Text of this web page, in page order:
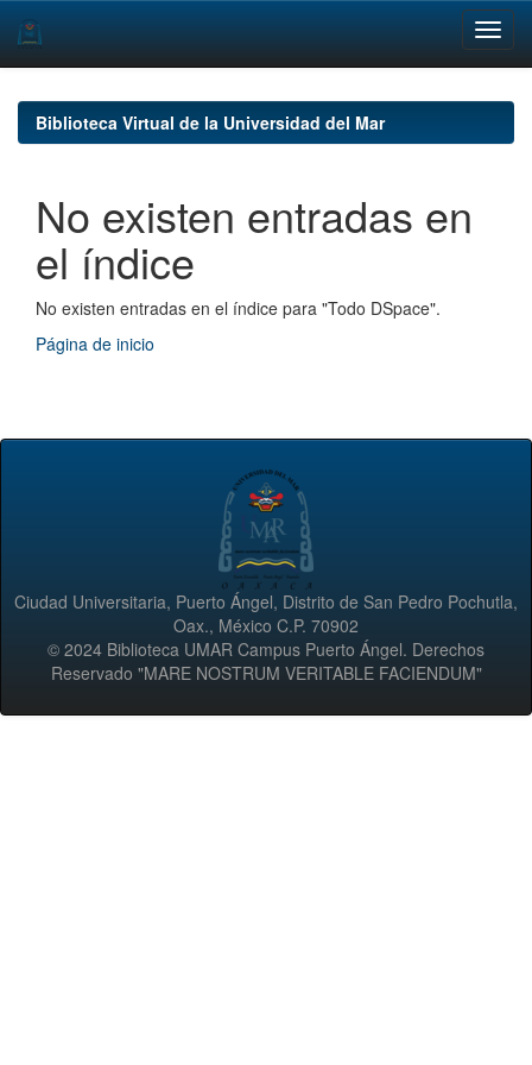
navigationBiblioteca Virtual de la Universidad del Mar
No existen entradas en
el índice
No existen entradas en el índice para "Todo DSpace".
Página de inicio
Ciudad Universitaria, Puerto Ángel, Distrito de San Pedro Pochutla,
Oax., México C.P. 70902
© 2024 Biblioteca UMAR Campus Puerto Ángel. Derechos
Reservado "MARE NOSTRUM VERITABLE FACIENDUM"